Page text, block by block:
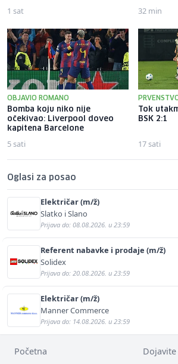
1 sat 32 min
OBJAVIO ROMANO
Bomba koju niko nije
očekivao: Liverpool doveo
kapitena Barcelone
5 sati
Tok
BSK 2:1
17 sati
Oglasi za posao
Električar (m/ž)
Slatko i Slano
Prijava do: 08.08.2026. u 23:59
Referent nabavke i prodaje (m/ž)
Solidex
Prijava do: 20.08.2026. u 23:59
Električar (m/ž)
Manner Commerce
Prijava do: 14.08.2026. u 23:59
Početna